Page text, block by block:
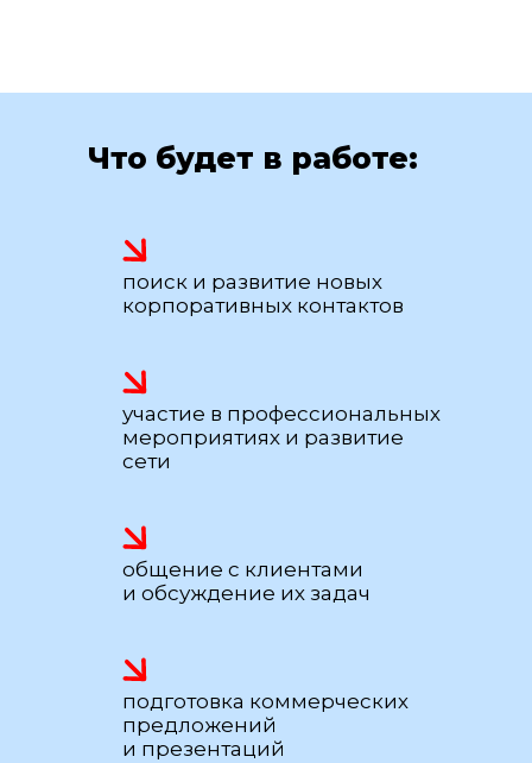
поиск и развитие новых
корпоративных контактов
участие в профессиональных
мероприятиях и развитие
сети
общение с клиентами
и обсуждение их задач
подготовка коммерческих
предложений
и презентаций
Что будет в работе: